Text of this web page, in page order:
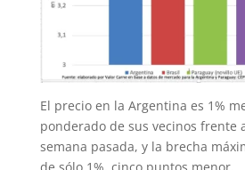
El precio en la Argentina es 1%
ponderado de sus vecinos frente
semana pasada, y la brecha
de sólo 1%, cinco puntos menor.